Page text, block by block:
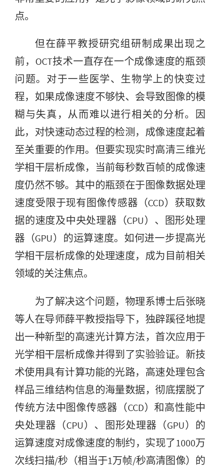
点。
但在薛平教授研究组研制成果出现之
前，OCT技术一直存在一个成像速度的瓶颈
问题。对于一些医学、生物学上的快变过
程，如果成像速度不够快、会导致图像的模
糊与失真，从而难以进行相关的分析。因
此，对快速动态过程的检测，成像速度起着
至关重要的作用。但要实现实时高清三维光
学相干层析成像，当前每秒数百帧的成像速
度仍然不够。其中的瓶颈在于图像数据处理
速度受限于现有图像传感器（CCD）获取数
据的速度及中央处理器（CPU）、图形处理
器（GPU）的运算速度。如何进一步提高光
学相干层析成像的处理速度，成为目前相关
领域的关注焦点。
为了解决这个问题，物理系博士后张晓
等人在导师薛平教授指导下，独辟蹊径地提
出一种新型的高速光计算方法，首次应用于
光学相干层析成像并得到了实验验证。新技
术使用具有计算功能的光路，高速处理包含
样品三维结构信息的海量数据，彻底摆脱了
传统方法中图像传感器（CCD）和高性能中
央处理器（CPU）、图形处理器（GPU）的
运算速度对成像速度的制约，实现了1000万
次线扫描/秒（相当于1万帧/秒高清图像）的